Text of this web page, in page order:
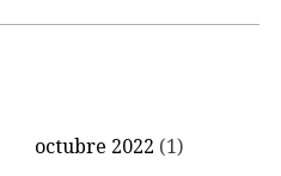
octubre 2022 (1)